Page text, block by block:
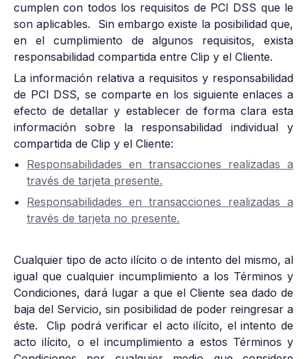
cumplen con todos los requisitos de PCI DSS que le
son aplicables. Sin embargo existe la posibilidad que,
en el cumplimiento de algunos requisitos, exista
responsabilidad compartida entre Clip y el Cliente.
La información relativa a requisitos y responsabilidad
de PCI DSS, se comparte en los siguiente enlaces a
efecto de detallar y establecer de forma clara esta
información sobre la responsabilidad individual y
compartida de Clip y el Cliente:
Responsabilidades en transacciones realizadas a
través de tarjeta presente.
Responsabilidades en transacciones realizadas a
través de tarjeta no presente.
Cualquier tipo de acto ilícito o de intento del mismo, al
igual que cualquier incumplimiento a los Términos y
Condiciones, dará lugar a que el Cliente sea dado de
baja del Servicio, sin posibilidad de poder reingresar a
éste. Clip podrá verificar el acto ilícito, el intento de
acto ilícito, o el incumplimiento a estos Términos y